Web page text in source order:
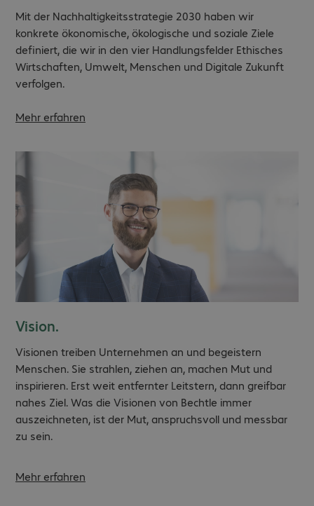
Mit der Nachhaltigkeitsstrategie 2030 haben wir
konkrete ökonomische, ökologische und soziale Ziele
definiert, die wir in den vier Handlungsfelder Ethisches
Wirtschaften, Umwelt, Menschen und Digitale Zukunft
verfolgen.
Mehr erfahren
Vision.
Visionen treiben Unternehmen an und begeistern
Menschen. Sie strahlen, ziehen an, machen Mut und
inspirieren. Erst weit entfernter Leitstern, dann greifbar
nahes Ziel. Was die Visionen von Bechtle immer
auszeichneten, ist der Mut, anspruchsvoll und messbar
zu sein.
Mehr erfahren